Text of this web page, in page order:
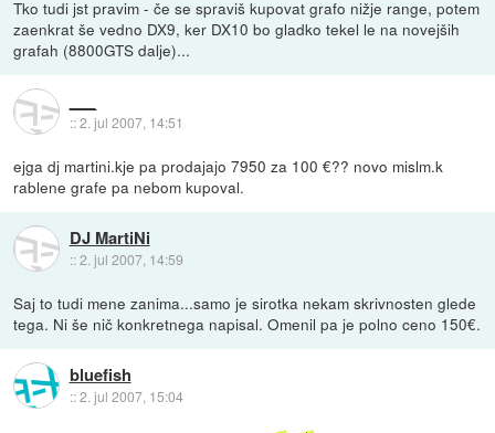
Tko tudi jst pravim - če se spraviš kupovat grafo nižje range, potem
zaenkrat še vedno DX9, ker DX10 bo gladko tekel le na novejših
grafah (8800GTS dalje)...
::2. jul 2007, 14:51
ejga dj martini.kje pa prodajajo 7950 za 100 €?? novo mislm.k
rablene grafe pa nebom kupoval.
DJ MartiNi
::2. jul 2007, 14:59
Saj to tudi mene zanima...samo je sirotka nekam skrivnosten glede
tega. Ni še nič konkretnega napisal. Omenil pa je polno ceno 150€.
bluefish
::2. jul 2007, 15:04